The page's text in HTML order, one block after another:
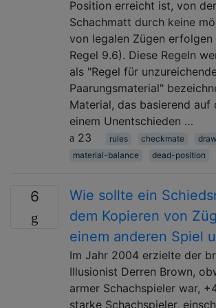
Position erreicht ist, von
Schachmatt durch keine
von legalen Zügen erfolgen
Regel 9.6). Diese Regeln
als "Regel für
Paarungsmaterial"
Material, das basierend auf
einem Unentschieden …
23
rules checkmate
draw
material-balance
dead-position
6
Wie sollte ein
dem Kopieren von
einem anderen Spiel
Im Jahr 2004 erzielte der
Illusionist Derren Brown,
armer Schachspieler war,
starke Schachspieler,